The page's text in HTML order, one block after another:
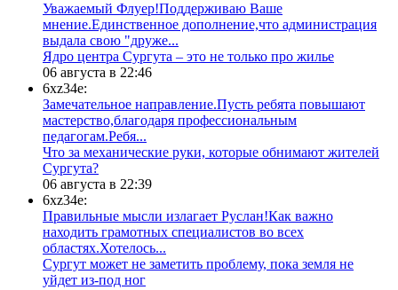
Уважаемый Флуер!Поддерживаю Ваше
мнение.Единственное дополнение,что администрация
выдала свою "друже...
​Ядро центра Сургута ‒ это не только про жилье
06 августа в 22:46
6xz34e:
Замечательное направление.Пусть ребята повышают
мастерство,благодаря профессиональным
педагогам.Ребя...
​Что за механические руки, которые обнимают жителей
Сургута?
06 августа в 22:39
6xz34e:
Правильные мысли излагает Руслан!Как важно
находить грамотных специалистов во всех
областях.Хотелось...
Сургут может не заметить проблему, пока земля не
уйдет из-под ног